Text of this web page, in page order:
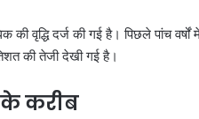
वृद्धि दर्ज की गई है। पिछले पांच
की तेजी देखी गई है।
के करीब